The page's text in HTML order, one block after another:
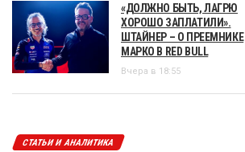
«ДОЛЖНО БЫТЬ, ЛАГРЮ
ХОРОШО ЗАПЛАТИЛИ».
ШТАЙНЕР – О ПРЕЕМНИКЕ
МАРКО В RED BULL
Вчера в 18:55
СТАТЬИ И АНАЛИТИКА